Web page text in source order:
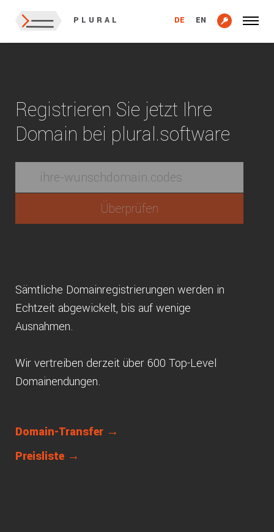
PLURAL DE EN
Registrieren Sie jetzt Ihre
Domain bei plural.software
Sämtliche Domainregistrierungen werden in
Echtzeit abgewickelt, bis auf wenige
Ausnahmen.
Wir vertreiben derzeit über 600 Top-Level
Domainendungen.
Domain-Transfer →
Preisliste →